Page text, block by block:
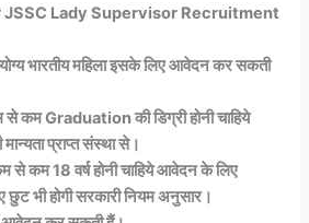
Lady Supervisor Recruitment
भारतीय महिला इसके लिए आवेदन कर सकती
कम Graduation की डिग्री होनी चाहिये
प्राप्त संस्था से।
से कम 18 वर्ष होनी चाहिये आवेदन के लिए
छुट भी होगी सरकारी नियम अनुसार।